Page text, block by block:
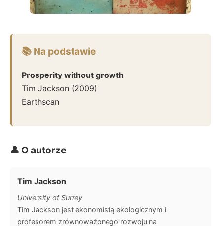
📚 Na podstawie
Prosperity without growth
Tim Jackson (2009)
Earthscan
👤 O autorze
Tim Jackson
University of Surrey
Tim Jackson jest ekonomistą ekologicznym i
profesorem zrównoważonego rozwoju na